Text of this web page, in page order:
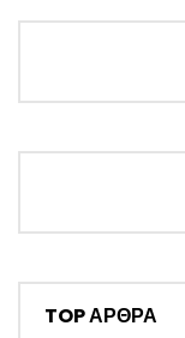
TOP ΑΡΘΡΑ